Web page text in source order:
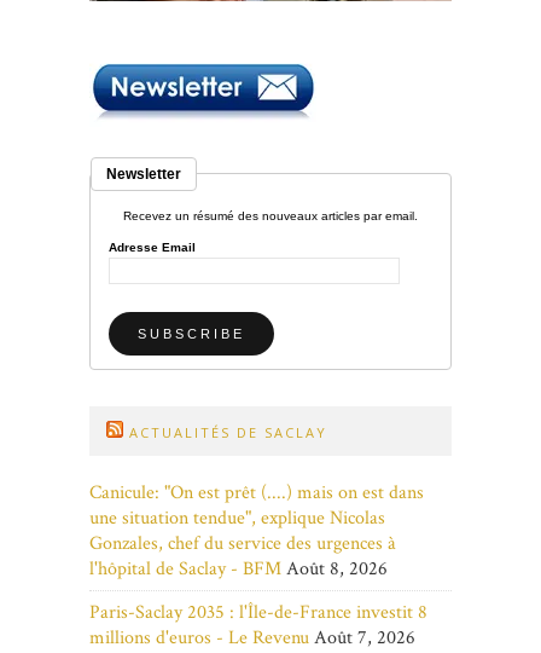
Newsletter
Recevez un résumé des nouveaux articles par email.
Adresse Email
ACTUALITÉS DE SACLAY
Canicule: "On est prêt (....) mais on est dans
une situation tendue", explique Nicolas
Gonzales, chef du service des urgences à
l'hôpital de Saclay - BFMAoût 8, 2026
Paris-Saclay 2035 : l'Île-de-France investit 8
millions d'euros - Le RevenuAoût 7, 2026